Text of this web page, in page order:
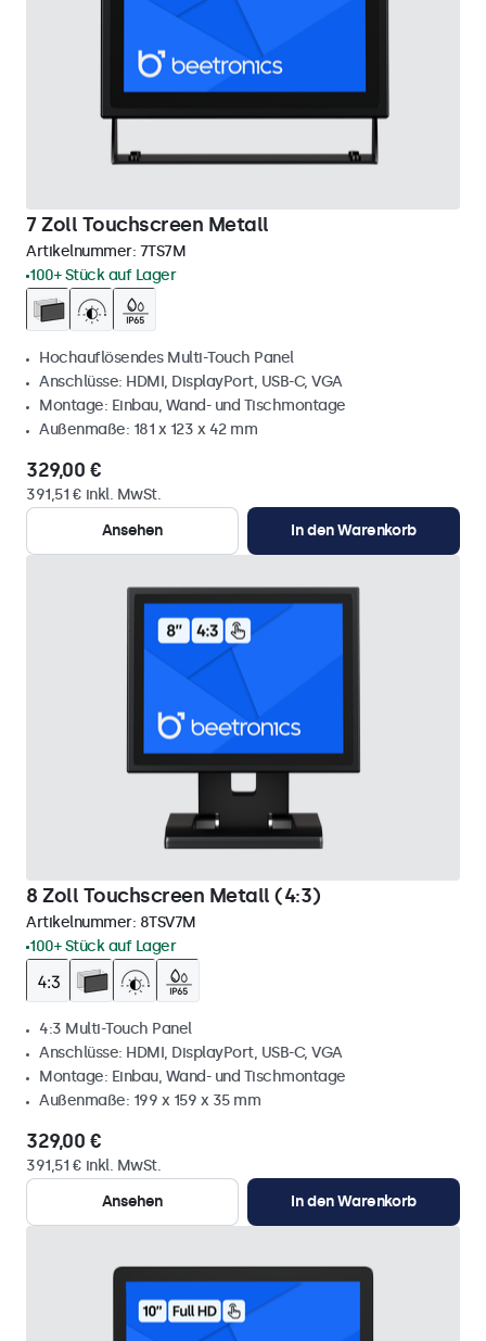
7 Zoll Touchscreen Metall
Artikelnummer: 7TS7M
100+ Stück auf Lager
Hochauflösendes Multi-Touch Panel
Anschlüsse: HDMI, DisplayPort, USB-C, VGA
Montage: Einbau, Wand- und Tischmontage
Außenmaße: 181 x 123 x 42 mm
329,00 €
391,51 € inkl. MwSt.
Ansehen
In den Warenkorb
8 Zoll Touchscreen Metall (4:3)
Artikelnummer: 8TSV7M
100+ Stück auf Lager
4:3 Multi-Touch Panel
Anschlüsse: HDMI, DisplayPort, USB-C, VGA
Montage: Einbau, Wand- und Tischmontage
Außenmaße: 199 x 159 x 35 mm
329,00 €
391,51 € inkl. MwSt.
Ansehen
In den Warenkorb